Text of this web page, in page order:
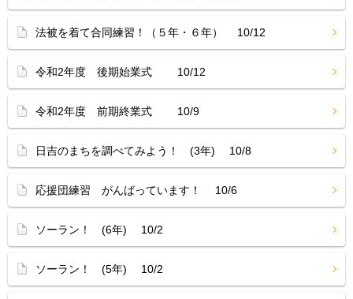
法被を着て合同練習！（５年・６年） 10/12
令和2年度 後期始業式 10/12
令和2年度 前期終業式 10/9
日吉のまちを調べてみよう！ (3年) 10/8
応援団練習 がんばっています！ 10/6
ソーラン！ (6年) 10/2
ソーラン！ (5年) 10/2